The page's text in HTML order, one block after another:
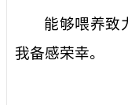
能够喂养致
我备感荣幸。